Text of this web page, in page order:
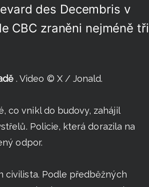
des Decembris v
CBC zraněni nejméně tři
. Video © X / Jonald.
co vnikl do budovy, zahájil
Policie, která dorazila na
odpor.
civilista. Podle předběžných